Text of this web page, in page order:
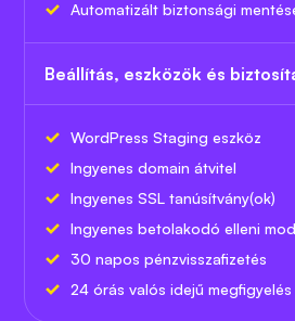
Automatizált biztonsági
Beállítás, eszközök és
WordPress Staging eszköz
Ingyenes domain átvitel
Ingyenes SSL tanúsítvány(ok)
Ingyenes betolakodó elleni
30 napos pénzvisszafizetés
24 órás valós idejű megfigyelés